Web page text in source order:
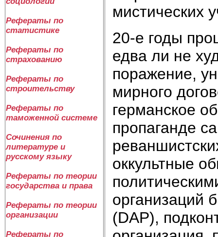
Рефераты по
статистике
Рефераты по
страхованию
Рефераты по
строительству
Рефераты по
таможенной системе
Сочинения по
литературе и
русскому языку
Рефераты по теории
государства и права
Рефераты по теории
организации
Рефераты по
мистических
20-е годы
едва ли не
поражение,
мирного
германское
пропаганде
оккультные
организаций
(DAP),